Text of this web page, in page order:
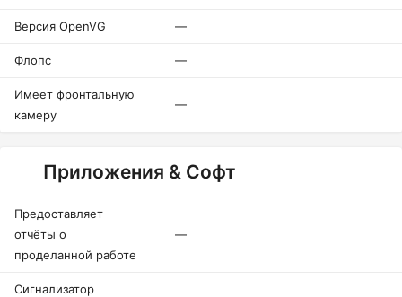
Версия OpenVG —
Флопс —
Имеет фронтальную
камеру
—
Приложения & Софт
Предоставляет
отчёты о
проделанной работе
—
Сигнализатор